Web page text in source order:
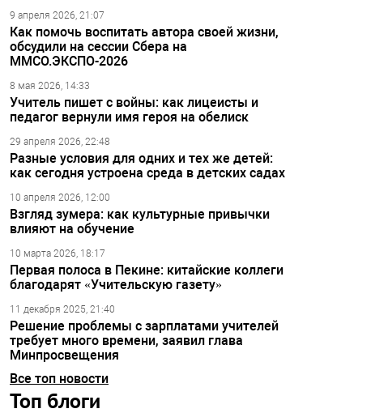
9 апреля 2026, 21:07
Как помочь воспитать автора своей жизни,
обсудили на сессии Сбера на
ММСО.ЭКСПО-2026
8 мая 2026, 14:33
Учитель пишет с войны: как лицеисты и
педагог вернули имя героя на обелиск
29 апреля 2026, 22:48
Разные условия для одних и тех же детей:
как сегодня устроена среда в детских садах
10 апреля 2026, 12:00
Взгляд зумера: как культурные привычки
влияют на обучение
10 марта 2026, 18:17
Первая полоса в Пекине: китайские коллеги
благодарят «Учительскую газету»
11 декабря 2025, 21:40
Решение проблемы с зарплатами учителей
требует много времени, заявил глава
Минпросвещения
Все топ новости
Топ блоги